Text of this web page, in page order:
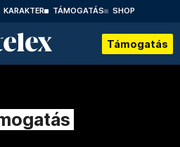
KARAKTER TÁMOGATÁS SHOP
Támogatás